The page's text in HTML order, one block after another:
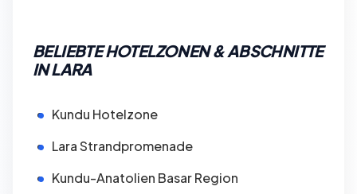
BELIEBTE HOTELZONEN & ABSCHNITTE
IN LARA
Kundu Hotelzone
Lara Strandpromenade
Kundu-Anatolien Basar Region